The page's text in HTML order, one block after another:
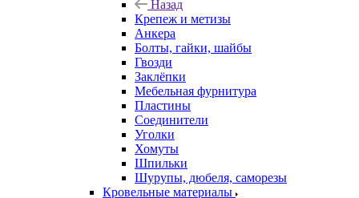
Назад
Крепеж и метизы
Анкера
Болты, гайки, шайбы
Гвозди
Заклёпки
Мебельная фурнитура
Пластины
Соединители
Уголки
Хомуты
Шпильки
Шурупы, дюбеля, саморезы
Кровельные материалы